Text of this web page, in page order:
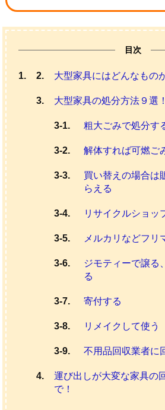
目次
大型家具にはどんなもの
大型家具の処分方法９選！
粗大ごみで処分す
解体すれば可燃ご
買い替えの場合は
らえる
リサイクルショッ
メルカリなどフリ
ジモティーで譲る
る
寄付する
リメイクして使う
不用品回収業者に
運び出しが大変な家具の
で！